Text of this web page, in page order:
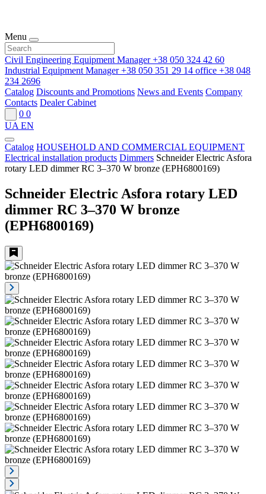
Menu
Civil Engineering Equipment Manager+38 050 324 42 60
Industrial Equipment Manager+38 050 351 29 14 office +38 048
234 2696
Catalog Discounts and Promotions News and Events Company
Contacts Dealer Cabinet
0 0
UA EN
Catalog HOUSEHOLD AND COMMERCIAL EQUIPMENT
Electrical installation products Dimmers Schneider Electric Asfora
rotary LED dimmer RC 3–370 W bronze (EPH6800169)
Schneider Electric Asfora rotary LED
dimmer RC 3–370 W bronze
(EPH6800169)